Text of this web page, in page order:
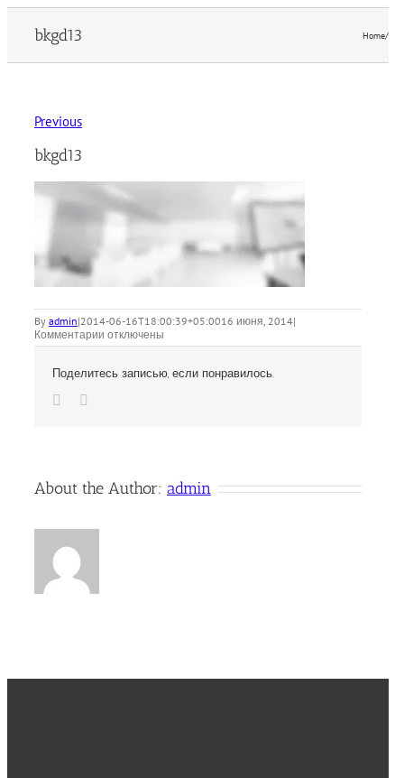
bkgd13 Home/
Previous
bkgd13
By admin|2014-06-16T18:00:39+05:0016 июня, 2014|
Комментарии к
записи
отключены
Поделитесь записью, если понравилось.
About the Author: admin